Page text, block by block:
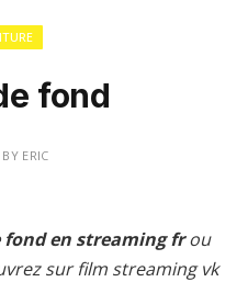
fond
BY ERIC
fond en streaming frou
sur film streaming vk